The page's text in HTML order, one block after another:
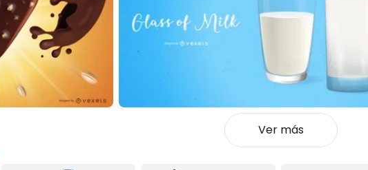
Ver más